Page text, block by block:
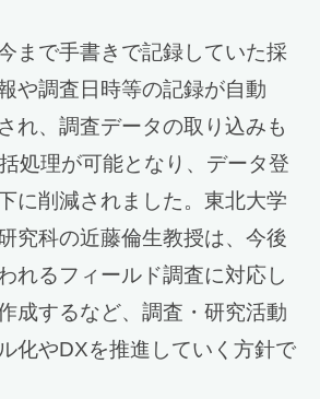
まで手書きで記録していた採
や調査日時等の記録が自動
れ、調査データの取り込みも
処理が可能となり、データ登
に削減されました。東北大学
究科の近藤倫生教授は、今後
れるフィールド調査に対応し
成するなど、調査・研究活動
化やDXを推進していく方針で